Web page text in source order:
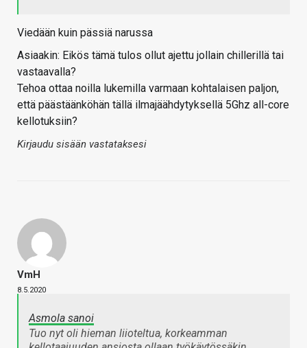
Viedään kuin pässiä narussa
Asiaakin: Eikös tämä tulos ollut ajettu jollain chillerillä tai
vastaavalla?
Tehoa ottaa noilla lukemilla varmaan kohtalaisen paljon,
että päästäänköhän tällä ilmajäähdytyksellä 5Ghz all-core
kellotuksiin?
Kirjaudu sisään vastataksesi
VmH
8.5.2020
Asmola sanoi
Tuo nyt oli hieman liioteltua, korkeamman